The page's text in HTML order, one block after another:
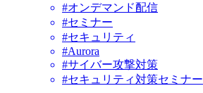
#オンデマンド配信
#セミナー
#セキュリティ
#Aurora
#サイバー攻撃対策
#セキュリティ対策セミナー